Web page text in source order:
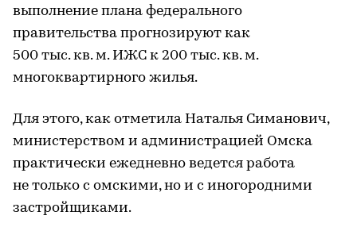
выполнение плана федерального
правительства прогнозируют как
500 тыс. кв. м. ИЖС к 200 тыс. кв. м.
многоквартирного жилья.
Для этого, как отметила Наталья Симанович,
министерством и администрацией Омска
практически ежедневно ведется работа
не только с омскими, но и с иногородними
застройщиками.